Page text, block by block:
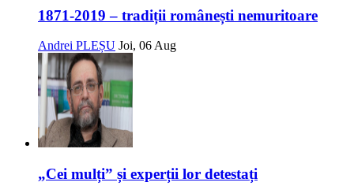
1871-2019 – tradiții românești nemuritoare
Andrei PLEȘU Joi, 06 Aug
„Cei mulți” și experții lor detestați